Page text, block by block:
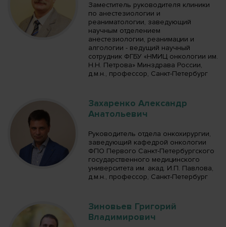
Заместитель руководителя клиники
по анестезиологии и
реаниматологии, заведующий
научным отделением
анестезиологии, реанимации и
алгологии - ведущий научный
сотрудник ФГБУ «НМИЦ онкологии им.
Н.Н. Петрова» Минздрава России,
д.м.н., профессор, Санкт-Петербург
Захаренко Александр
Анатольевич
Руководитель отдела онкохирургии,
заведующий кафедрой онкологии
ФПО Первого Санкт-Петербургского
государственного медицинского
университета им. акад. И.П. Павлова,
д.м.н., профессор, Санкт-Петербург
Зиновьев Григорий
Владимирович